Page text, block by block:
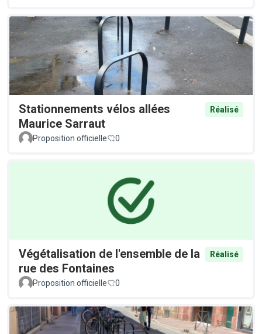
Stationnements vélos allées
Maurice Sarraut
Réalisé
Proposition officielle 0
Végétalisation de l'ensemble de la
rue des Fontaines
Réalisé
Proposition officielle 0